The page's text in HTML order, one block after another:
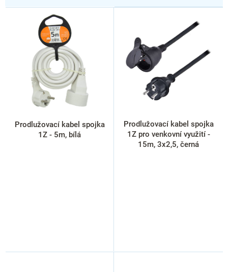
V
Prodlužovací kabel spojka
1Z - 5m, bílá
Prodlužovací kabel spojka
1Z pro venkovní využití -
15m, 3x2,5, černá